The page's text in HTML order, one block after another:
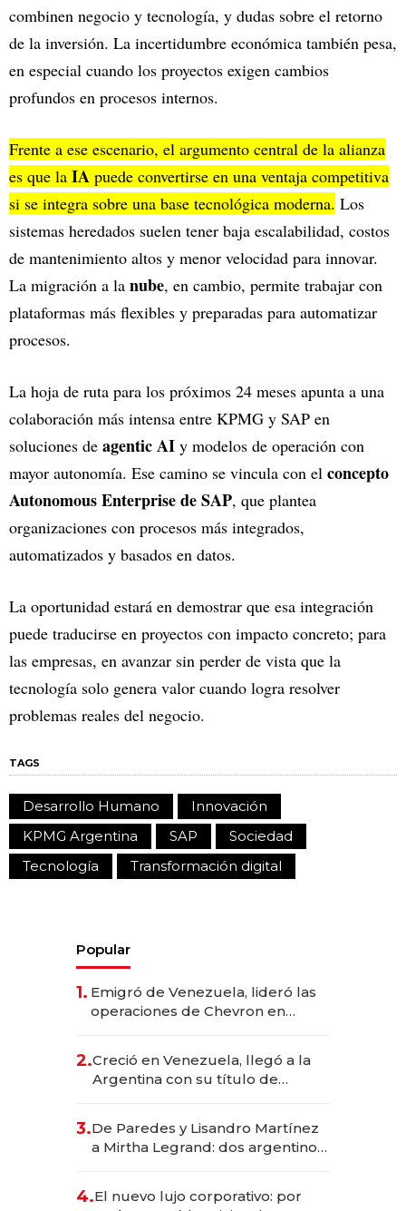
combinen negocio y tecnología, y dudas sobre el retorno
de la inversión. La incertidumbre económica también pesa,
en especial cuando los proyectos exigen cambios
profundos en procesos internos.
Frente a ese escenario, el argumento central de la alianza
es que la IA puede convertirse en una ventaja competitiva
si se integra sobre una base tecnológica moderna. Los
sistemas heredados suelen tener baja escalabilidad, costos
de mantenimiento altos y menor velocidad para innovar.
La migración a la nube, en cambio, permite trabajar con
plataformas más flexibles y preparadas para automatizar
procesos.
La hoja de ruta para los próximos 24 meses apunta a una
colaboración más intensa entre KPMG y SAP en
soluciones de agentic AI y modelos de operación con
mayor autonomía. Ese camino se vincula con el concepto
Autonomous Enterprise de SAP, que plantea
organizaciones con procesos más integrados,
automatizados y basados en datos.
La oportunidad estará en demostrar que esa integración
puede traducirse en proyectos con impacto concreto; para
las empresas, en avanzar sin perder de vista que la
tecnología solo genera valor cuando logra resolver
problemas reales del negocio.
TAGS
Desarrollo Humano
Innovación
KPMG Argentina
SAP
Sociedad
Tecnología
Transformación digital
Popular
1. Emigró de Venezuela, lideró las
operaciones de Chevron en
2.Creció en Venezuela, llegó a la
Argentina con su título de
las marcas "fast premium"
3.De Paredes y Lisandro Martínez
a Mirtha Legrand: dos argentinos
4.El nuevo lujo corporativo: por